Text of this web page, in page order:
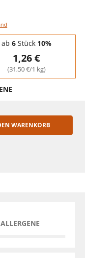
ab 6Stück 10%
1,26 €
(31,50 €/1 kg)
WARENKORB
ALLERGENE